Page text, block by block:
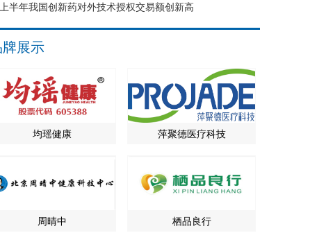
上半年我国创新药对外技术授权交易额创新高
牌展示
均瑶健康 萍聚德医疗科技
周晴中 栖品良行